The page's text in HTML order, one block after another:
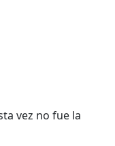
vez no fue la